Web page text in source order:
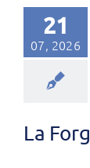
21
07, 2026
La